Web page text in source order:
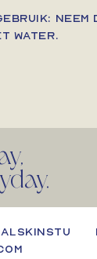
neem
water.